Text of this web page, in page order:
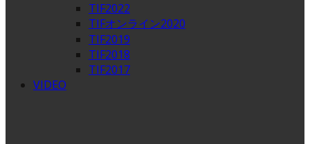
TIF2022
TIFオンライン2020
TIF2019
TIF2018
TIF2017
VIDEO